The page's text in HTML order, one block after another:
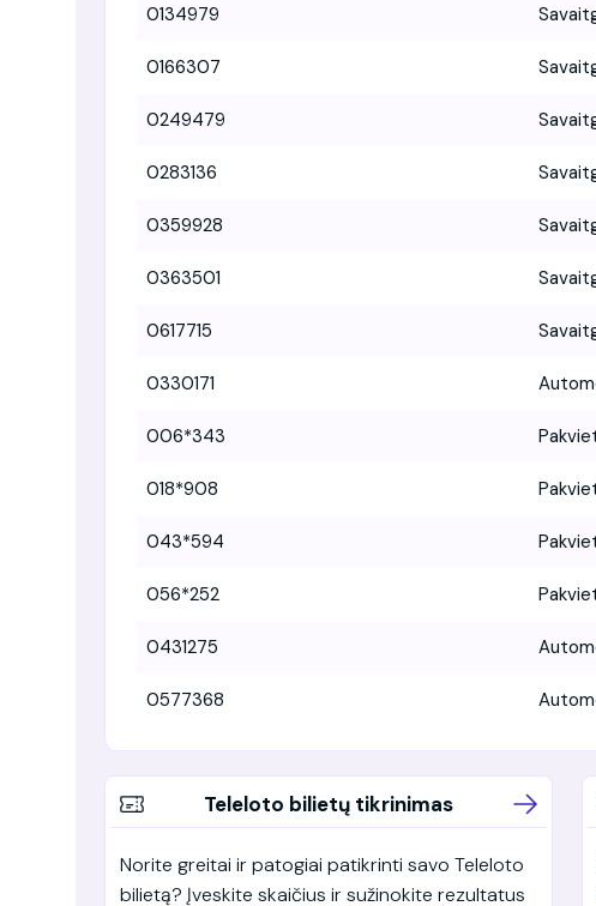
0134979
0166307
0249479
0283136
0359928
0363501
0617715
0330171
006*343
018*908
043*594
056*252
0431275
0577368
Teleloto bilietų tikrinimas
Norite greitai ir patogiai patikrinti savo Teleloto
bilietą? Įveskite skaičius ir sužinokite rezultatus